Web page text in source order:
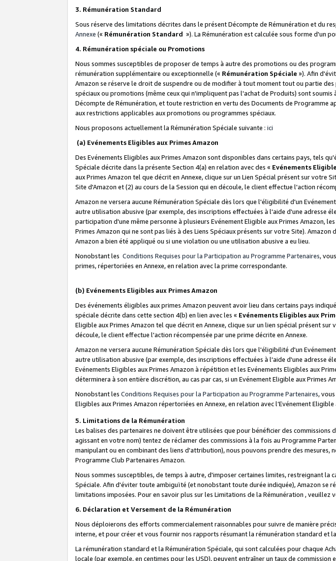
3. Rémunération Standard
Sous réserve des limitations décrites dans le présent Décompte de Rémunération et du
Annexe (« Rémunération Standard »). La Rémunération est calculée sous forme d'un
4. Rémunération spéciale ou Promotions
Nous sommes susceptibles de proposer de temps à autre des promotions ou des
rémunération supplémentaire ou exceptionnelle (« Rémunération Spéciale »). Afin
Amazon se réserve le droit de suspendre ou de modifier à tout moment tout ou partie
spéciaux ou promotions (même ceux qui n'impliquent pas l'achat de Produits) sont
Décompte de Rémunération, et toute restriction en vertu des Documents de Programme
aux restrictions applicables aux promotions ou programmes spéciaux.
Nous proposons actuellement la Rémunération Spéciale suivante : ici
(a) Evénements Eligibles aux Primes Amazon
Des Evénements Eligibles aux Primes Amazon sont disponibles dans certains pays, tels
Spéciale décrite dans la présente Section 4(a) en relation avec des « Evénements
aux Primes Amazon tel que décrit en Annexe, clique sur un Lien Spécial présent sur
Site d'Amazon et (2) au cours de la Session qui en découle, le client effectue l'action
Amazon ne versera aucune Rémunération Spéciale dès lors que l'éligibilité d'un
autre utilisation abusive (par exemple, des inscriptions effectuées à l'aide d'une adresse
participation d'une même personne à plusieurs Evénement Eligible aux Primes Amazon,
Primes Amazon qui ne sont pas liés à des Liens Spéciaux présents sur votre Site).
Amazon a bien été appliqué ou si une violation ou une utilisation abusive a eu lieu.
Nonobstant les Conditions Requises pour la Participation au Programme Partenaires,
primes, répertoriées en Annexe, en relation avec la prime correspondante.
(b) Evénements Eligibles aux Primes Amazon
Des événements éligibles aux primes Amazon peuvent avoir lieu dans certains pays
spéciale décrite dans cette section 4(b) en lien avec les « Evénements Eligibles aux
Eligible aux Primes Amazon tel que décrit en Annexe, clique sur un lien spécial présent
découle, le client effectue l'action récompensée par une prime décrite en Annexe.
Amazon ne versera aucune Rémunération Spéciale dès lors que l'éligibilité d'un
autre utilisation abusive (par exemple, des inscriptions effectuées à l'aide d'une adresse
Evénements Eligibles aux Primes Amazon à répétition et les Evénements Eligibles aux
déterminera à son entière discrétion, au cas par cas, si un Evénement Eligible aux Primes
Nonobstant les Conditions Requises pour la Participation au Programme Partenaires,
Eligibles aux Primes Amazon répertoriées en Annexe, en relation avec l’Evénement
5. Limitations de la Rémunération
Les balises des partenaires ne doivent être utilisées que pour bénéficier des
agissant en votre nom) tentez de réclamer des commissions à la fois au Programme
manipulant ou en combinant des liens d'attribution), nous pouvons prendre des
Programme Club Partenaires Amazon.
Nous sommes susceptibles, de temps à autre, d'imposer certaines limites, restreignant
Spéciale. Afin d'éviter toute ambiguïté (et nonobstant toute durée indiquée), Amazon se
limitations imposées. Pour en savoir plus sur les Limitations de la Rémunération , veuillez
6. Déclaration et Versement de la Rémunération
Nous déploierons des efforts commercialement raisonnables pour suivre de manière
interne, et pour créer et vous fournir nos rapports résumant la rémunération standard et
La rémunération standard et la Rémunération Spéciale, qui sont calculées pour chaque
locale (par exemple, en centimes pour les USD), peuvent entraîner un taux de